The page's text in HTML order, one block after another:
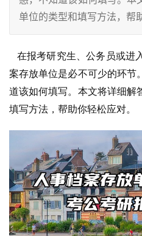
单位的类型和填写方法，帮
在报考研究生、公务员或进
案存放单位是必不可少的环节
道该如何填写。本文将详细解
填写方法，帮助你轻松应对。